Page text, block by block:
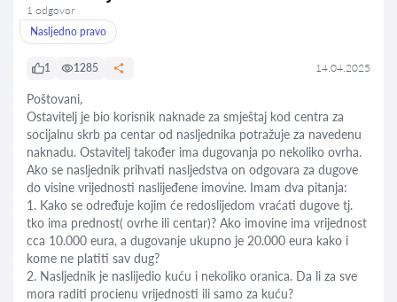
1 odgovor
Nasljedno pravo
1 1285 14.04.2025
Poštovani,
Ostavitelj je bio korisnik naknade za smještaj kod centra za
socijalnu skrb pa centar od nasljednika potražuje za navedenu
naknadu. Ostavitelj također ima dugovanja po nekoliko ovrha.
Ako se nasljednik prihvati nasljedstva on odgovara za dugove
do visine vrijednosti naslijeđene imovine. Imam dva pitanja:
1. Kako se određuje kojim će redoslijedom vraćati dugove tj.
tko ima prednost( ovrhe ili centar)? Ako imovine ima vrijednost
cca 10.000 eura, a dugovanje ukupno je 20.000 eura kako i
kome ne platiti sav dug?
2. Nasljednik je naslijedio kuću i nekoliko oranica. Da li za sve
mora raditi procienu vrijednosti ili samo za kuću?